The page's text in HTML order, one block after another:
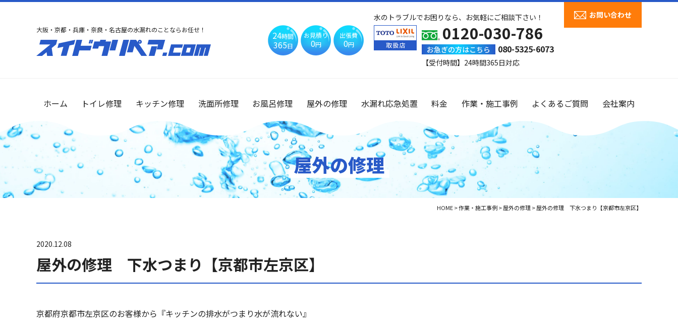
大阪・京都・兵庫・奈良・名古屋の水漏れのことならお任せ！ 24時間
365日
お見積り
0円
出張費
0円
水のトラブルでお困りなら、お気軽にご相談下さい！
0120-030-786
お急ぎの方はこちら 080-5325-6073
【受付時間】24時間365日対応
お問い合わせ
ホーム トイレ修理 キッチン修理 洗面所修理 お風呂修理 屋外の修理 水漏れ応急処置 料金 作業・施工事例 よくあるご質問 会社案内
屋外の修理
HOME>作業・施工事例>屋外の修理>屋外の修理 下水つまり【京都市左京区】
2020.12.08
屋外の修理 下水つまり【京都市左京区】
京都府京都市左京区のお客様から『キッチンの排水がつまり水が流れない』